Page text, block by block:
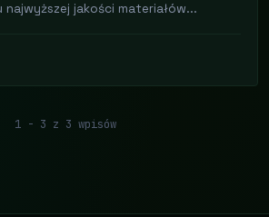
jakości materiałów...
1 - 3 z 3 wpisów